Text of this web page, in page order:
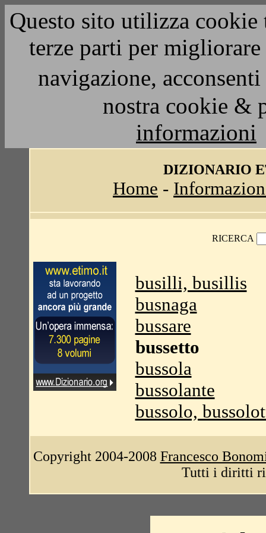
Questo sito utilizza
terze parti per
navigazione,
nostra cookie &
informazioni
DIZIONARIO
Home -
RICERCA
busilli, busillis
busnaga
bussare
bussetto
bussola
bussolante
bussolo,
Copyright 2004-2008 Francesco
Tutti i diritti